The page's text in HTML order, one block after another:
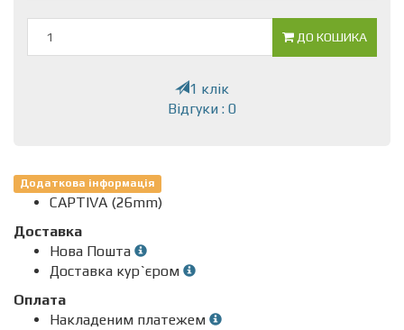
ДО КОШИКА
1 клік
Відгуки : 0
Додаткова інформація
CAPTIVA (26mm)
Доставка
Нова Пошта
Доставка кур`єром
Оплата
Накладеним платежем